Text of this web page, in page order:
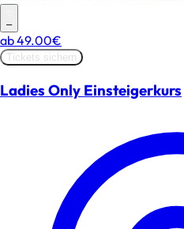
–
ab49.00€
Tickets sichern
Ladies Only Einsteigerkurs